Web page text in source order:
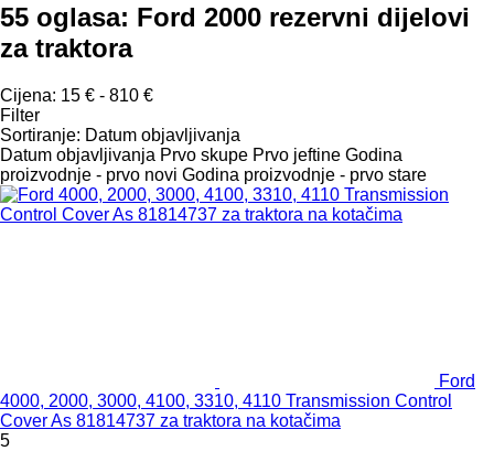
55 oglasa: Ford 2000 rezervni dijelovi
za traktora
Cijena: 15 € - 810 €
Filter
Sortiranje: Datum objavljivanja
Datum objavljivanja Prvo skupe Prvo jeftine Godina
proizvodnje - prvo novi Godina proizvodnje - prvo stare
Ford
4000, 2000, 3000, 4100, 3310, 4110 Transmission Control
Cover As 81814737 za traktora na kotačima
5